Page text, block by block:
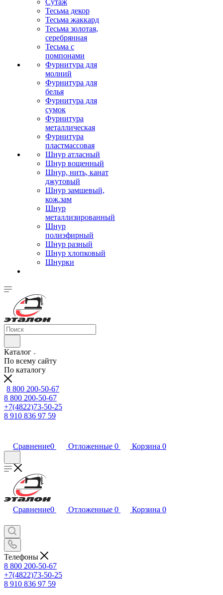
Сутаж
Тесьма декор
Тесьма жаккард
Тесьма золотая,
серебрянная
Тесьма с
помпонами
Фурнитура для
молний
Фурнитура для
белья
Фурнитура для
сумок
Фурнитура
металлическая
Фурнитура
пластмассовая
Шнур атласный
Шнур вощенный
Шнур, нить, канат
джутовый
Шнур замшевый,
кож.зам
Шнур
металлизированный
Шнур
полиэфирный
Шнур разный
Шнур хлопковый
Шнурки
Каталог
По всему сайту
По каталогу
8 800 200-50-67
8 800 200-50-67
+7(4822)73-50-25
8 910 836 97 59
Сравнение0 Отложенные 0 Корзина 0
Сравнение0 Отложенные 0 Корзина 0
Телефоны
8 800 200-50-67
+7(4822)73-50-25
8 910 836 97 59